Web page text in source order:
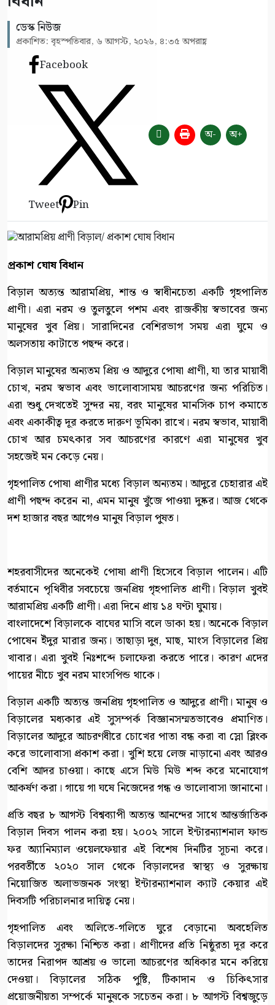
ডেস্ক নিউজ
প্রকাশিত: বৃহস্পতিবার, ৬ আগস্ট, ২০২৬, ৪:৩৫ অপরাহ্ণ
Facebook
Tweet Pin
অ- অ+
প্রকাশ ঘোষ বিধান
বিড়াল অত্যন্ত আরামপ্রিয়, শান্ত ও স্বাধীনচেতা একটি গৃহপালিত
প্রাণী। এরা নরম ও তুলতুলে পশম এবং রাজকীয় স্বভাবের জন্য
মানুষের খুব প্রিয়। সারাদিনের বেশিরভাগ সময় এরা ঘুমে ও
অলসতায় কাটাতে পছন্দ করে।
বিড়াল মানুষের অন্যতম প্রিয় ও আদুরে পোষা প্রাণী, যা তার মায়াবী
চোখ, নরম স্বভাব এবং ভালোবাসাময় আচরণের জন্য পরিচিত।
এরা শুধু দেখতেই সুন্দর নয়, বরং মানুষের মানসিক চাপ কমাতে
এবং একাকীত্ব দূর করতে দারুণ ভূমিকা রাখে। নরম স্বভাব, মায়াবী
চোখ আর চমৎকার সব আচরণের কারণে এরা মানুষের খুব
সহজেই মন কেড়ে নেয়।
গৃহপালিত পোষা প্রাণীর মধ্যে বিড়াল অন্যতম। আদুরে চেহারার এই
প্রাণী পছন্দ করেন না, এমন মানুষ খুঁজে পাওয়া দুষ্কর। আজ থেকে
দশ হাজার বছর আগেও মানুষ বিড়াল পুষত।
শহরবাসীদের অনেকেই পোষা প্রাণী হিসেবে বিড়াল পালেন। এটি
বর্তমানে পৃথিবীর সবচেয়ে জনপ্রিয় গৃহপালিত প্রাণী। বিড়াল খুবই
আরামপ্রিয় একটি প্রাণী। এরা দিনে প্রায় ১৪ ঘণ্টা ঘুমায়।
বাংলাদেশে বিড়ালকে বাঘের মাসি বলে ডাকা হয়। অনেকে বিড়াল
পোষেন ইঁদুর মারার জন্য। তাছাড়া দুধ, মাছ, মাংস বিড়ালের প্রিয়
খাবার। এরা খুবই নিঃশব্দে চলাফেরা করতে পারে। কারণ এদের
পায়ের নীচে খুব নরম মাংসপিন্ড থাকে।
বিড়াল একটি অত্যন্ত জনপ্রিয় গৃহপালিত ও আদুরে প্রাণী। মানুষ ও
বিড়ালের মধ্যকার এই সুসম্পর্ক বিজ্ঞানসম্মতভাবেও প্রমাণিত।
বিড়ালের আদুরে আচরণধীরে চোখের পাতা বন্ধ করা বা স্লো ব্লিংক
করে ভালোবাসা প্রকাশ করা। খুশি হয়ে লেজ নাড়ানো এবং আরও
বেশি আদর চাওয়া। কাছে এসে মিউ মিউ শব্দ করে মনোযোগ
আকর্ষণ করা। গায়ে গা ঘষে নিজেদের গন্ধ ও ভালোবাসা জানানো।
প্রতি বছর ৮ আগস্ট বিশ্বব্যাপী অত্যন্ত আনন্দের সাথে আন্তর্জাতিক
বিড়াল দিবস পালন করা হয়। ২০০২ সালে ইন্টারন্যাশনাল ফান্ড
ফর অ্যানিম্যাল ওয়েলফেয়ার এই বিশেষ দিনটির সূচনা করে।
পরবর্তীতে ২০২০ সাল থেকে বিড়ালদের স্বাস্থ্য ও সুরক্ষায়
নিয়োজিত অলাভজনক সংস্থা ইন্টারন্যাশনাল ক্যাট কেয়ার এই
দিবসটি পরিচালনার দায়িত্ব নেয়।
গৃহপালিত এবং অলিতে-গলিতে ঘুরে বেড়ানো অবহেলিত
বিড়ালদের সুরক্ষা নিশ্চিত করা। প্রাণীদের প্রতি নিষ্ঠুরতা দূর করে
তাদের নিরাপদ আশ্রয় ও ভালো আচরণের অধিকার মনে করিয়ে
দেওয়া। বিড়ালের সঠিক পুষ্টি, টিকাদান ও চিকিৎসার
প্রয়োজনীয়তা সম্পর্কে মানুষকে সচেতন করা। ৮ আগস্ট বিশ্বজুড়ে